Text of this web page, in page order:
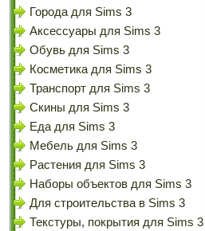
Города для Sims 3
Аксессуары для Sims 3
Обувь для Sims 3
Косметика для Sims 3
Транспорт для Sims 3
Скины для Sims 3
Еда для Sims 3
Мебель для Sims 3
Растения для Sims 3
Наборы объектов для Sims 3
Для строительства в Sims 3
Текстуры, покрытия для Sims 3